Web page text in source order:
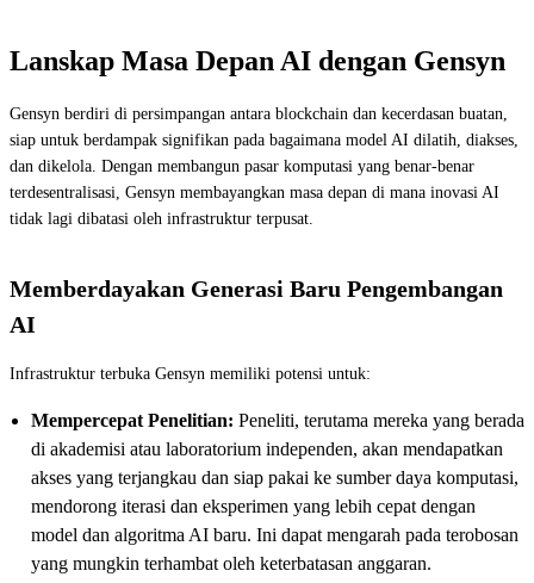
Lanskap Masa Depan AI dengan Gensyn
Gensyn berdiri di persimpangan antara blockchain dan kecerdasan buatan,
siap untuk berdampak signifikan pada bagaimana model AI dilatih, diakses,
dan dikelola. Dengan membangun pasar komputasi yang benar-benar
terdesentralisasi, Gensyn membayangkan masa depan di mana inovasi AI
tidak lagi dibatasi oleh infrastruktur terpusat.
Memberdayakan Generasi Baru Pengembangan
AI
Infrastruktur terbuka Gensyn memiliki potensi untuk:
Mempercepat Penelitian: Peneliti, terutama mereka yang berada
di akademisi atau laboratorium independen, akan mendapatkan
akses yang terjangkau dan siap pakai ke sumber daya komputasi,
mendorong iterasi dan eksperimen yang lebih cepat dengan
model dan algoritma AI baru. Ini dapat mengarah pada terobosan
yang mungkin terhambat oleh keterbatasan anggaran.